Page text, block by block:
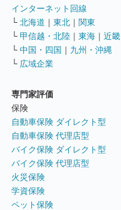
インターネット回線
└ 北海道 ｜ 東北 ｜ 関東
└ 甲信越・北陸 ｜ 東海 ｜ 近畿
└ 中国・四国 ｜ 九州・沖縄
└ 広域企業
専門家評価
保険
自動車保険 ダイレクト型
自動車保険 代理店型
バイク保険 ダイレクト型
バイク保険 代理店型
火災保険
学資保険
ペット保険